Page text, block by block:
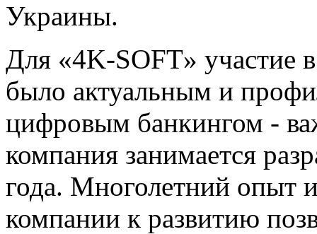
Украины.
Для «4K-SOFT» участие
было актуальным и
цифровым банкингом -
компания занимается
года. Многолетний опыт
компании к развитию